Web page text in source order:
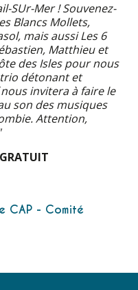
SUr-Mer ! Souvenez-
Blancs Mollets,
mais aussi Les 6
Matthieu et
des Isles pour nous
détonant et
invitera à faire le
son des musiques
Attention,
CAP - Comité